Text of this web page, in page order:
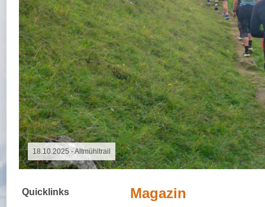
09.08.2026 - Special Event
Quicklinks Magazin